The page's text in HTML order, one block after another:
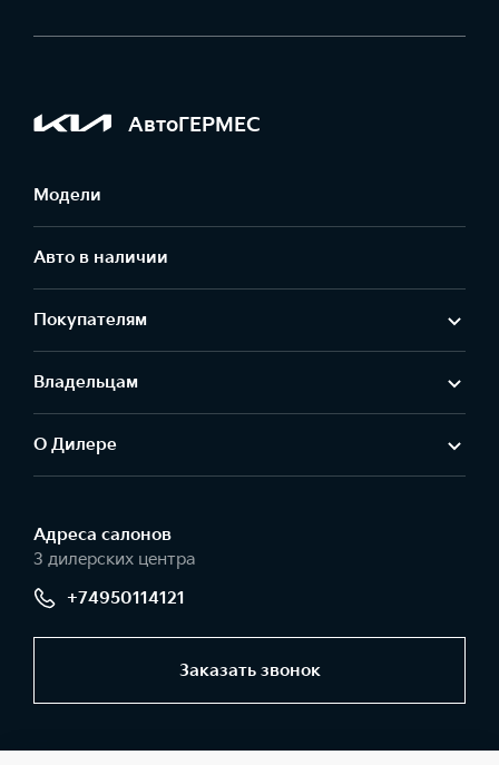
АвтоГЕРМЕС
Модели
Авто в наличии
Покупателям
Владельцам
О Дилере
Адреса салонов
3 дилерских центра
+74950114121
Заказать звонок